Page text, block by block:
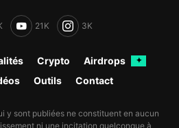
21K 3K
Crypto Airdrops ✦
Outils Contact
y sont publiées ne constituent en aucun
ni une incitation quelconque à